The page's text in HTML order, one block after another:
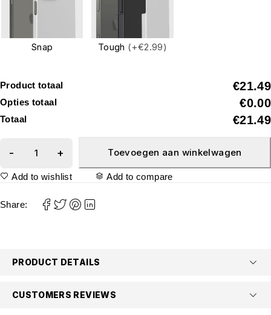
Snap Tough (+€2.99)
Product totaal €21.49
Opties totaal €0.00
Totaal €21.49
Toevoegen aan winkelwagen
Add to wishlist Add to compare
Share:
PRODUCT DETAILS
CUSTOMERS REVIEWS